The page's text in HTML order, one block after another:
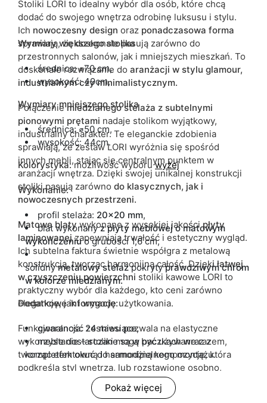
Ze względu na proces produkcyjny i właściwości materiałów,
możliwe są tolerancje wymiarowe na poziomie +/- 2–3 cm.
Stoliki LORI to idealny wybór dla osób, które chcą
dodać do swojego wnętrza odrobinę luksusu i stylu.
Ich nowoczesny design oraz ponadczasowa forma
sprawiają, że doskonale pasują zarówno do
przestronnych salonów, jak i mniejszych mieszkań. To
doskonałe rozwiązanie do aranżacji w stylu glamour,
industrialnym czy minimalistycznym.
Połączeniemiedzianego stelaża z subtelnymi
pionowymi prętami nadaje stolikom wyjątkowy,
industrialny charakter. Te eleganckie zdobienia
sprawiają, że zestaw LORI wyróżnia się spośród
innych mebli, stając się centralnym punktem w
aranżacji wnętrza. Dzięki swojej unikalnej konstrukcji
stoliki pasują zarówno do klasycznych, jak i
nowoczesnych przestrzeni.
Matowe blatywykonane z wysokiej jakościpłyty
laminowanejzapewniają trwałość i estetyczny wygląd.
Ich subtelna faktura świetnie współgra z metalową
konstrukcją, tworząc harmonijną całość. Dzięki łatwej
w czyszczeniu powierzchni stoliki kawowe LORI to
praktyczny wybór dla każdego, kto ceni zarówno
elegancję, jak i wygodę użytkowania.
Funkcjonalność zestawu pozwala na elastyczne
wykorzystanie – stoliki mogą być używane razem,
tworząc efektowną i harmonijną kompozycję, która
podkreśla styl wnętrza, lub rozstawione osobno,
pełniąc różne funkcje w zależności od potrzeb
domowników. Dzięki temu sprawdzą się zarówno jako
Wymiary większego stolika
średnica:⌀70 cm,
wysokość: 49cm,
Wymiary mniejszego stolika
średnica: ⌀50 cm,
wysokość: 44cm.
Kolorystyka:możliwość wyboruwyżej
Wykonanie:
profil stelaża: 20x20 mm,
blat wykonanyz płyty meblowej o matowym
wykończeniuo grubości 1,6 cm,
solidnymetalowy stelażpokrytyprawdziwym chromem
w kolorze miedzianym.
Dodatkowe informacje:
gwarancja: 24 miesiące,
meble dostarczane są w paczkach wraz z
kompletem okuć do samodzielnego montażu.
Pokaż więcej